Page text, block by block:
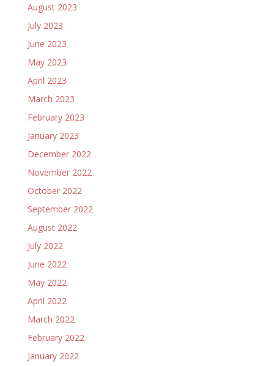
August 2023
July 2023
June 2023
May 2023
April 2023
March 2023
February 2023
January 2023
December 2022
November 2022
October 2022
September 2022
August 2022
July 2022
June 2022
May 2022
April 2022
March 2022
February 2022
January 2022